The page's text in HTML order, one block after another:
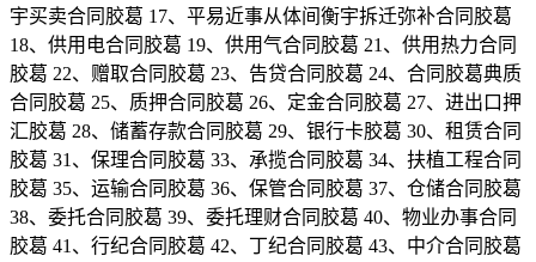
宇买卖合同胶葛 17、平易近事从体间衡宇拆迁弥补合同胶葛
18、供用电合同胶葛 19、供用气合同胶葛 21、供用热力合同
胶葛 22、赠取合同胶葛 23、告贷合同胶葛 24、合同胶葛典质
合同胶葛 25、质押合同胶葛 26、定金合同胶葛 27、进出口押
汇胶葛 28、储蓄存款合同胶葛 29、银行卡胶葛 30、租赁合同
胶葛 31、保理合同胶葛 33、承揽合同胶葛 34、扶植工程合同
胶葛 35、运输合同胶葛 36、保管合同胶葛 37、仓储合同胶葛
38、委托合同胶葛 39、委托理财合同胶葛 40、物业办事合同
胶葛 41、行纪合同胶葛 42、丁纪合同胶葛 43、中介合同胶葛